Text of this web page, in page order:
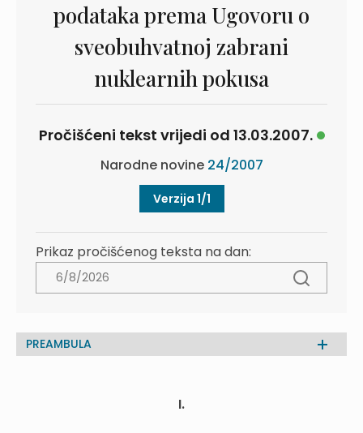
podataka prema Ugovoru o
sveobuhvatnoj zabrani
nuklearnih pokusa
Pročišćeni tekst vrijedi od 13.03.2007.
Narodne novine 24/2007
Verzija 1/1
Prikaz pročišćenog teksta na dan:
PREAMBULA
I.